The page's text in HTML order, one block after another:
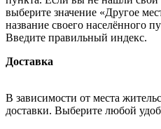
выберите значение «Другое
название своего населённого
Введите правильный индекс.
Доставка
В зависимости от места
доставки. Выберите любой